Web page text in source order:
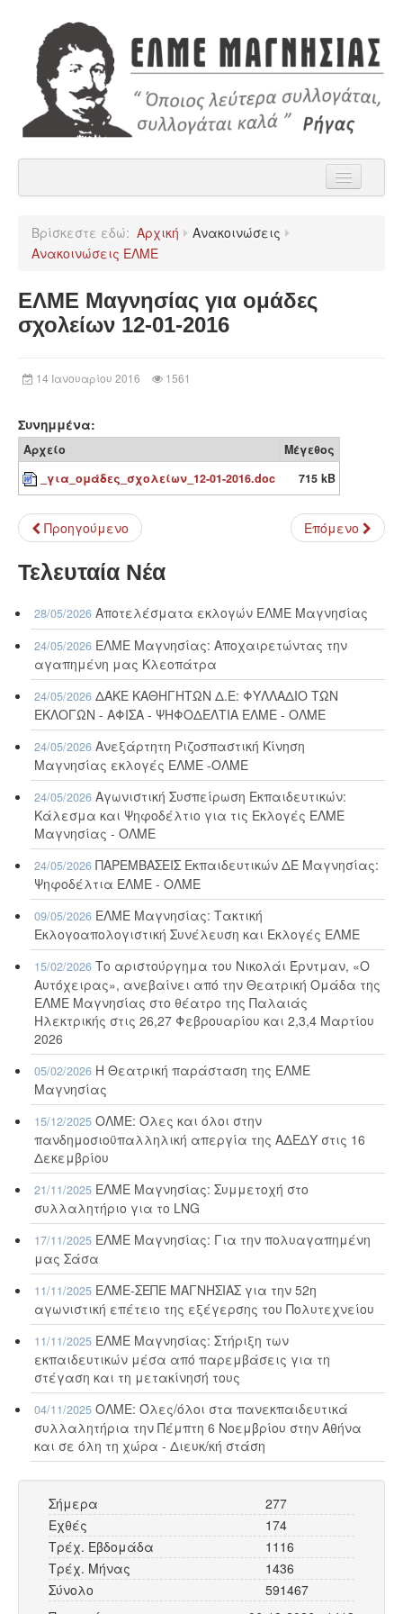
Η ΕΛΜΕ Μαγνησίας
Χρήσιμα
Επικοινωνία
Βρίσκεστε εδώ: Αρχική
Ανακοινώσεις
Ανακοινώσεις ΕΛΜΕ
ΕΛΜΕ Μαγνησίας για ομάδες
σχολείων 12-01-2016
14 Ιανουαρίου 2016 1561
Συνημμένα:
Αρχείο
Μέγεθος
_για_ομάδες_σχολείων_12-01-2016.doc
715 kB
Προηγούμενο Επόμενο
Τελευταία Νέα
28/05/2026 Αποτελέσματα εκλογών ΕΛΜΕ Μαγνησίας
24/05/2026 ΕΛΜΕ Μαγνησίας: Αποχαιρετώντας την
αγαπημένη μας Κλεοπάτρα
24/05/2026 ΔΑΚΕ ΚΑΘΗΓΗΤΩΝ Δ.Ε: ΦΥΛΛΑΔΙΟ ΤΩΝ
ΕΚΛΟΓΩΝ - ΑΦΙΣΑ - ΨΗΦΟΔΕΛΤΙΑ ΕΛΜΕ - ΟΛΜΕ
24/05/2026 Ανεξάρτητη Ριζοσπαστική Κίνηση
Μαγνησίας εκλογές ΕΛΜΕ -ΟΛΜΕ
24/05/2026 Αγωνιστική Συσπείρωση Εκπαιδευτικών:
Κάλεσμα και Ψηφοδέλτιο για τις Εκλογές ΕΛΜΕ
Μαγνησίας - ΟΛΜΕ
24/05/2026 ΠΑΡΕΜΒΑΣΕΙΣ Εκπαιδευτικών ΔΕ Μαγνησίας:
Ψηφοδέλτια ΕΛΜΕ - ΟΛΜΕ
09/05/2026 ΕΛΜΕ Μαγνησίας: Τακτική
Εκλογοαπολογιστική Συνέλευση και Εκλογές ΕΛΜΕ
15/02/2026 Το αριστούργημα του Νικολάι Έρντμαν, «Ο
Αυτόχειρας», ανεβαίνει από την Θεατρική Ομάδα της
ΕΛΜΕ Μαγνησίας στο θέατρο της Παλαιάς
Ηλεκτρικής στις 26,27 Φεβρουαρίου και 2,3,4 Μαρτίου
2026
05/02/2026 Η Θεατρική παράσταση της ΕΛΜΕ
Μαγνησίας
15/12/2025 ΟΛΜΕ: Όλες και όλοι στην
πανδημοσιοϋπαλληλική απεργία της ΑΔΕΔΥ στις 16
Δεκεμβρίου
21/11/2025 ΕΛΜΕ Μαγνησίας: Συμμετοχή στο
συλλαλητήριο για το LNG
17/11/2025 ΕΛΜΕ Μαγνησίας: Για την πολυαγαπημένη
μας Σάσα
11/11/2025 ΕΛΜΕ-ΣΕΠΕ ΜΑΓΝΗΣΙΑΣ για την 52η
αγωνιστική επέτειο της εξέγερσης του Πολυτεχνείου
11/11/2025 ΕΛΜΕ Μαγνησίας: Στήριξη των
εκπαιδευτικών μέσα από παρεμβάσεις για τη
στέγαση και τη μετακίνησή τους
04/11/2025 ΟΛΜΕ: Όλες/όλοι στα πανεκπαιδευτικά
συλλαλητήρια την Πέμπτη 6 Νοεμβρίου στην Αθήνα
και σε όλη τη χώρα - Διευκ/κή στάση
Σήμερα
277
Εχθές
174
Τρέχ. Εβδομάδα
1116
Τρέχ. Μήνας
1436
Σύνολο
591467